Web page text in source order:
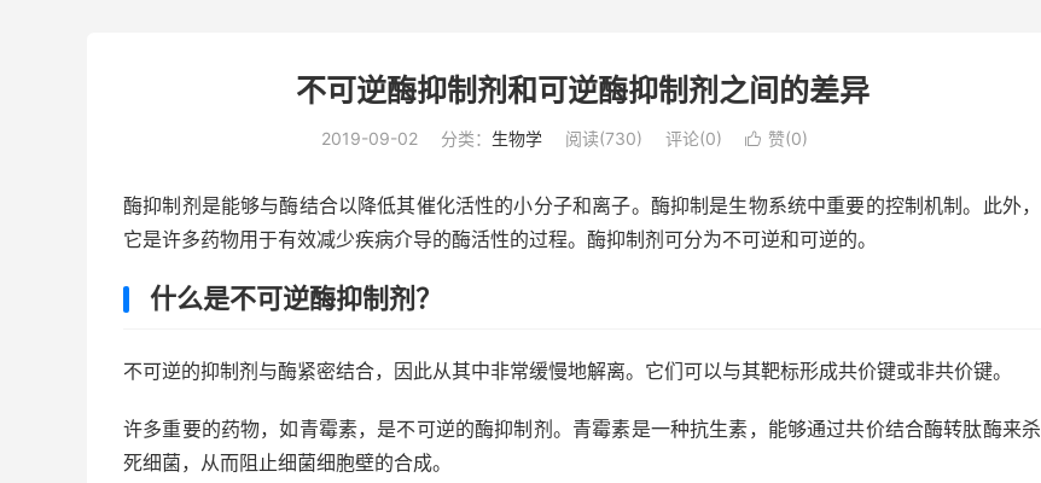
不可逆酶抑制剂和可逆酶抑制剂之间的差异
2019-09-02 分类： 生物学 阅读(730) 评论(0)  赞(0)
酶抑制剂是能够与酶结合以降低其催化活性的小分子和离子。酶抑制是生物系统中重要的控制机制。此外，
它是许多药物用于有效减少疾病介导的酶活性的过程。酶抑制剂可分为不可逆和可逆的。
什么是不可逆酶抑制剂？
不可逆的抑制剂与酶紧密结合，因此从其中非常缓慢地解离。它们可以与其靶标形成共价键或非共价键。
许多重要的药物，如青霉素，是不可逆的酶抑制剂。青霉素是一种抗生素，能够通过共价结合酶转肽酶来杀
死细菌，从而阻止细菌细胞壁的合成。